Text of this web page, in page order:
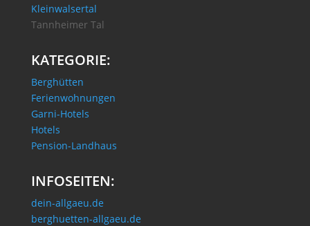
Kleinwalsertal
Tannheimer Tal
KATEGORIE:
Berghütten
Ferienwohnungen
Garni-Hotels
Hotels
Pension-Landhaus
INFOSEITEN:
dein-allgaeu.de
berghuetten-allgaeu.de